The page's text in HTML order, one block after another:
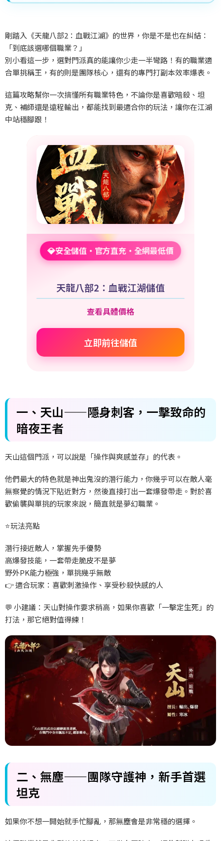
剛踏入《天龍八部2 ：血戰江湖》的世界，你是不是也在糾結：
「到底該選哪個職業？」
別小看這一步，選對門派真的能讓你少走一半彎路！有的職業適
合單挑稱王，有的則是團隊核心，還有的專門打副本效率爆表。
這篇攻略幫你一次搞懂所有職業特色，不論你是喜歡暗殺、坦
克、補師還是遠程輸出，都能找到最適合你的玩法，讓你在江湖
中站穩腳跟！
💎安全儲值・官方直充・全網最低價
天龍八部2：血戰江湖儲值
查看具體價格
立即前往儲值
一、 天山——隱身刺客，一擊致命的
暗夜王者
天山這個門派，可以說是「操作與爽感並存」的代表。
他們最大的特色就是神出鬼沒的潛行能力，你幾乎可以在敵人毫
無察覺的情況下貼近對方，然後直接打出一套爆發帶走。對於喜
歡偷襲與單挑的玩家來說，簡直就是夢幻職業。
⭐玩法亮點
潛行接近敵人，掌握先手優勢
高爆發技能，一套帶走脆皮不是夢
野外PK能力極強，單挑幾乎無敵
👉適合玩家：喜歡刺激操作、享受秒殺快感的人
💬小建議：天山對操作要求稍高，如果你喜歡「一擊定生死」的
打法，那它絕對值得練！
二、 無塵——團隊守護神，新手首選
坦克
如果你不想一開始就手忙腳亂，那無塵會是非常穩的選擇。